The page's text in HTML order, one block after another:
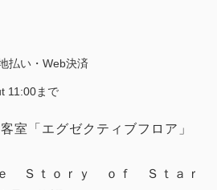
払い・Web決済
11:00まで
室「エグゼクティブフロア」
ｅ Ｓｔｏｒｙ ｏｆ Ｓｔａｒ